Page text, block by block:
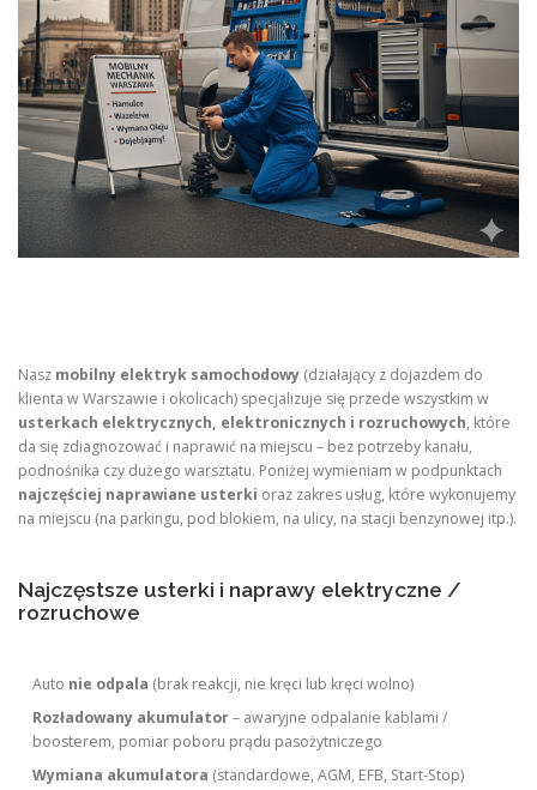
Nasz mobilny elektryk samochodowy (działający z dojazdem do
klienta w Warszawie i okolicach) specjalizuje się przede wszystkim w
usterkach elektrycznych, elektronicznych i rozruchowych, które
da się zdiagnozować i naprawić na miejscu – bez potrzeby kanału,
podnośnika czy dużego warsztatu. Poniżej wymieniam w podpunktach
najczęściej naprawiane usterki oraz zakres usług, które wykonujemy
na miejscu (na parkingu, pod blokiem, na ulicy, na stacji benzynowej itp.).
Najczęstsze usterki i naprawy elektryczne /
rozruchowe
Auto nie odpala (brak reakcji, nie kręci lub kręci wolno)
Rozładowany akumulator– awaryjne odpalanie kablami /
boosterem, pomiar poboru prądu pasożytniczego
Wymiana akumulatora (standardowe, AGM, EFB, Start-Stop)